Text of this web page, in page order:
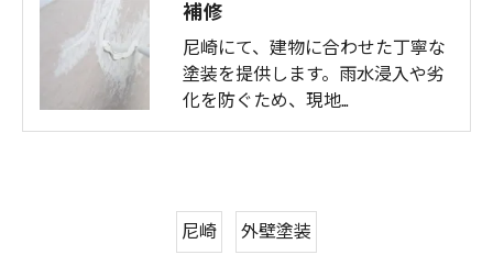
補修
尼崎にて、建物に合わせた丁寧な
塗装を提供します。雨水浸入や劣
化を防ぐため、現地…
尼崎 外壁塗装